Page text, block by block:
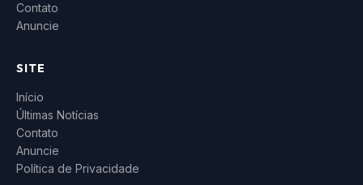
Contato
Anuncie
SITE
Início
Últimas Notícias
Contato
Anuncie
Política de Privacidade